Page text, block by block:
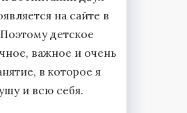
на сайте в
детское
важное и очень
в которое я
и всю себя.